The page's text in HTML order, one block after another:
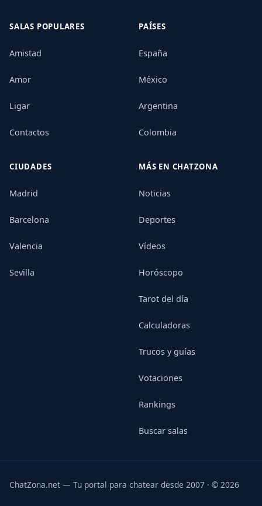
SALAS POPULARES
Amistad
Amor
Ligar
Contactos
PAÍSES
España
México
Argentina
Colombia
CIUDADES
Madrid
Barcelona
Valencia
Sevilla
MÁS EN CHATZONA
Noticias
Deportes
Vídeos
Horóscopo
Tarot del día
Calculadoras
Trucos y guías
Votaciones
Rankings
Buscar salas
ChatZona.net — Tu portal para chatear desde 2007 · © 2026